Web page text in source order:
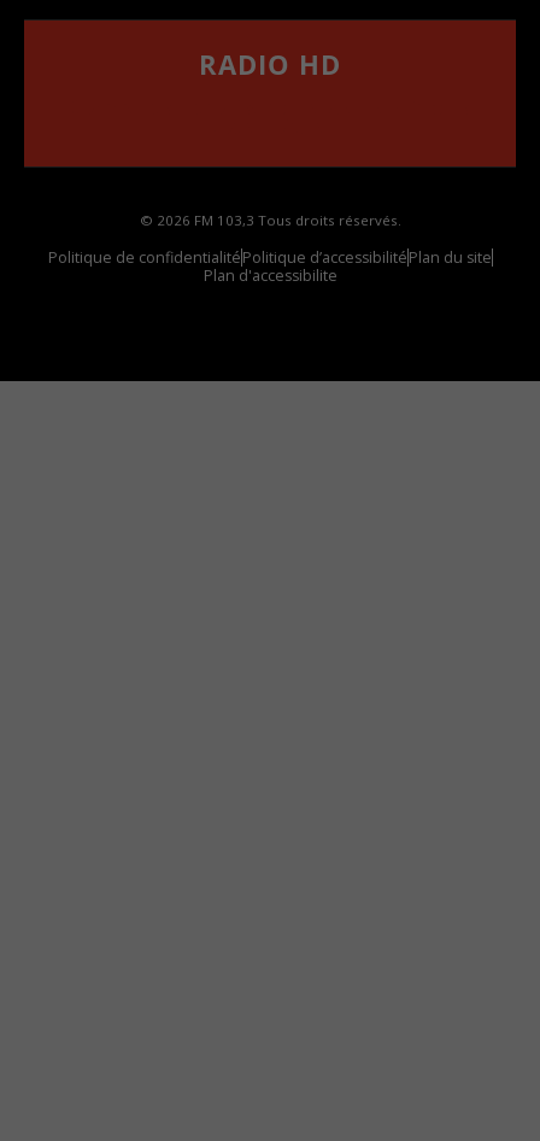
RADIO HD
© 2026 FM 103,3 Tous droits réservés.
Politique de confidentialitéPolitique d’accessibilitéPlan du site
Plan d'accessibilite